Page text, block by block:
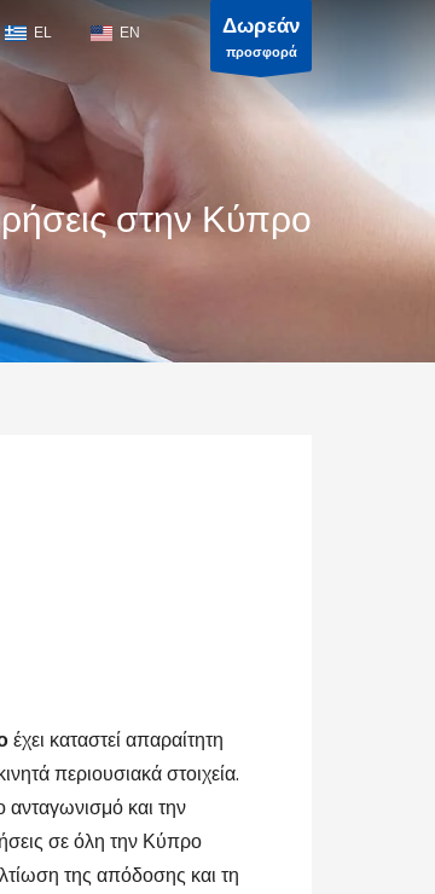
EL EN Δωρεάν
προσφορά
στην Κύπρο
έχει καταστεί απαραίτητη
περιουσιακά στοιχεία.
και την
σε όλη την Κύπρο
της απόδοσης και τη